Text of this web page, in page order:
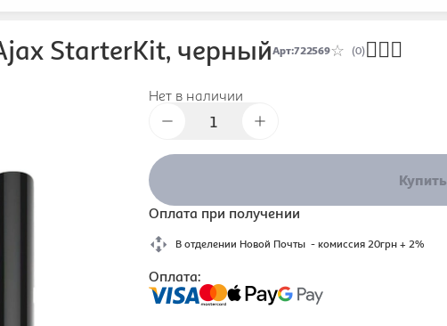
StarterKit, черныйАрт:722569 (0)
Нет в наличии
Купить
Оплата при получении
В отделении Новой Почты - комиссия 20грн + 2%
Оплата: